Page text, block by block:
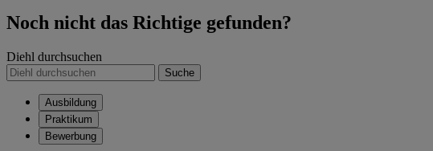
Noch nicht das Richtige gefunden?
Diehl durchsuchen
Suche
Ausbildung
Praktikum
Bewerbung